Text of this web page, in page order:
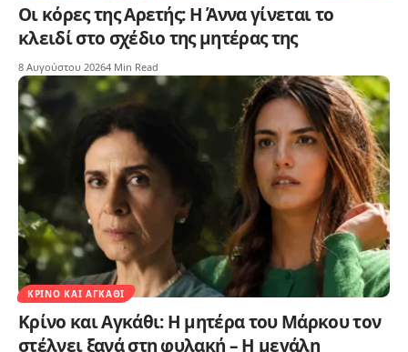
Οι κόρες της Αρετής: Η Άννα γίνεται το
κλειδί στο σχέδιο της μητέρας της
8 Αυγούστου 20264 Min Read
ΚΡΊΝΟ ΚΑΙ ΑΓΚΆΘΙ
Κρίνο και Αγκάθι: Η μητέρα του Μάρκου τον
στέλνει ξανά στη φυλακή – Η μεγάλη